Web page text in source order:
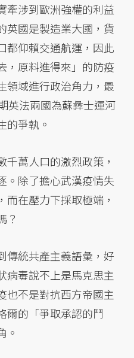
牽涉到歐洲強權的利益
英國是製造業大國，貨
都仰賴交通航運，因此
，原料進得來」的防疫
領域進行政治角力，最
英法兩國為蘇彝士運河
的爭執。
萬人口的激烈政策，
。除了擔心武漢疫情失
在壓力下採取極端，
？
傳統共產主義語彙，好
病毒說不上是馬克思主
也不是對抗西方帝國主
爾的「爭取承認的鬥
。